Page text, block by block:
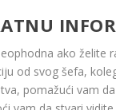
ako želite
od svog šefa,
pomažući vam